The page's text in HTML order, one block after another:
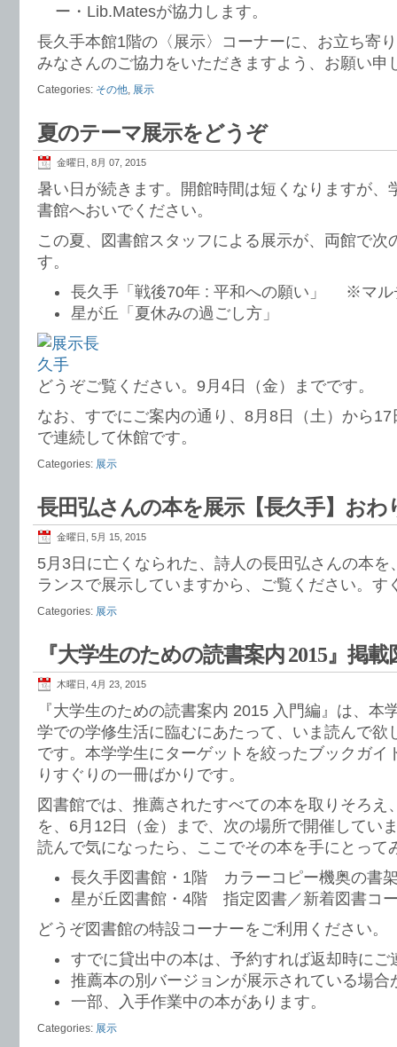
ー・Lib.Matesが協力します。
長久手本館1階の〈展示〉コーナーに、お立ち寄
みなさんのご協力をいただきますよう、お願い申
Categories: その他, 展示
夏のテーマ展示をどうぞ
金曜日, 8月 07, 2015
暑い日が続きます。開館時間は短くなりますが、
書館へおいでください。
この夏、図書館スタッフによる展示が、両館で次
す。
長久手「戦後70年 : 平和への願い」 ※マル
星が丘「夏休みの過ごし方」
どうぞご覧ください。9月4日（金）までです。
なお、すでにご案内の通り、8月8日（土）から
で連続して休館です。
Categories: 展示
長田弘さんの本を展示【長久手】おわ
金曜日, 5月 15, 2015
5月3日に亡くなられた、詩人の長田弘さんの本
ランスで展示していますから、ご覧ください。す
Categories: 展示
『大学生のための読書案内 2015』掲
木曜日, 4月 23, 2015
『大学生のための読書案内 2015 入門編』は、本
学での学修生活に臨むにあたって、いま読んで欲
です。本学学生にターゲットを絞ったブックガイ
りすぐりの一冊ばかりです。
図書館では、推薦されたすべての本を取りそろえ
を、6月12日（金）まで、次の場所で開催してい
読んで気になったら、ここでその本を手にとって
長久手図書館・1階 カラーコピー機奥の書
星が丘図書館・4階 指定図書／新着図書コ
どうぞ図書館の特設コーナーをご利用ください。
すでに貸出中の本は、予約すれば返却時にご
推薦本の別バージョンが展示されている場合
一部、入手作業中の本があります。
Categories: 展示